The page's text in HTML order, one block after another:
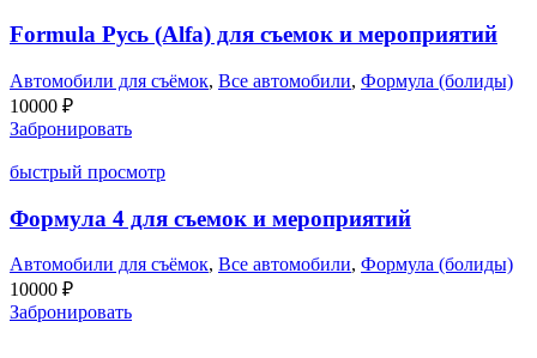
Formula Русь (Alfa) для съемок и мероприятий
Автомобили для съёмок, Все автомобили, Формула (болиды)
10000 ₽
Забронировать
быстрый просмотр
Формула 4 для съемок и мероприятий
Автомобили для съёмок, Все автомобили, Формула (болиды)
10000 ₽
Забронировать